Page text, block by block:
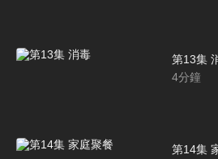
第13集
4分鐘
第14集